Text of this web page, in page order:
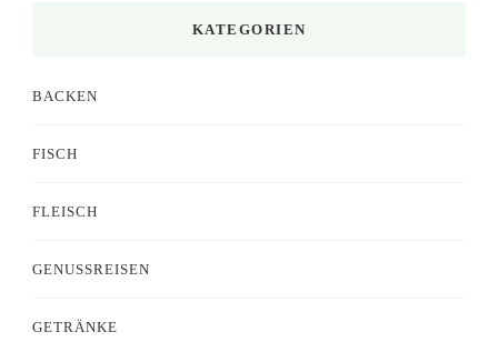
KATEGORIEN
BACKEN
FISCH
FLEISCH
GENUSSREISEN
GETRÄNKE